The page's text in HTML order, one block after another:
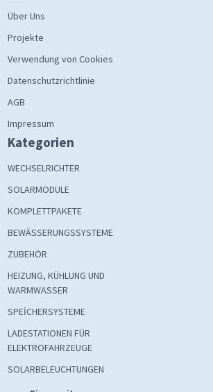
Über Uns
Projekte
Verwendung von Cookies
Datenschutzrichtlinie
AGB
Impressum
Kategorien
WECHSELRICHTER
SOLARMODULE
KOMPLETTPAKETE
BEWÄSSERUNGSSYSTEME
ZUBEHÖR
HEIZUNG, KÜHLUNG UND
WARMWASSER
SPEİCHERSYSTEME
LADESTATIONEN FÜR
ELEKTROFAHRZEUGE
SOLARBELEUCHTUNGEN